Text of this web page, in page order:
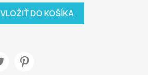
VLOŽIŤ DO KOŠÍKA